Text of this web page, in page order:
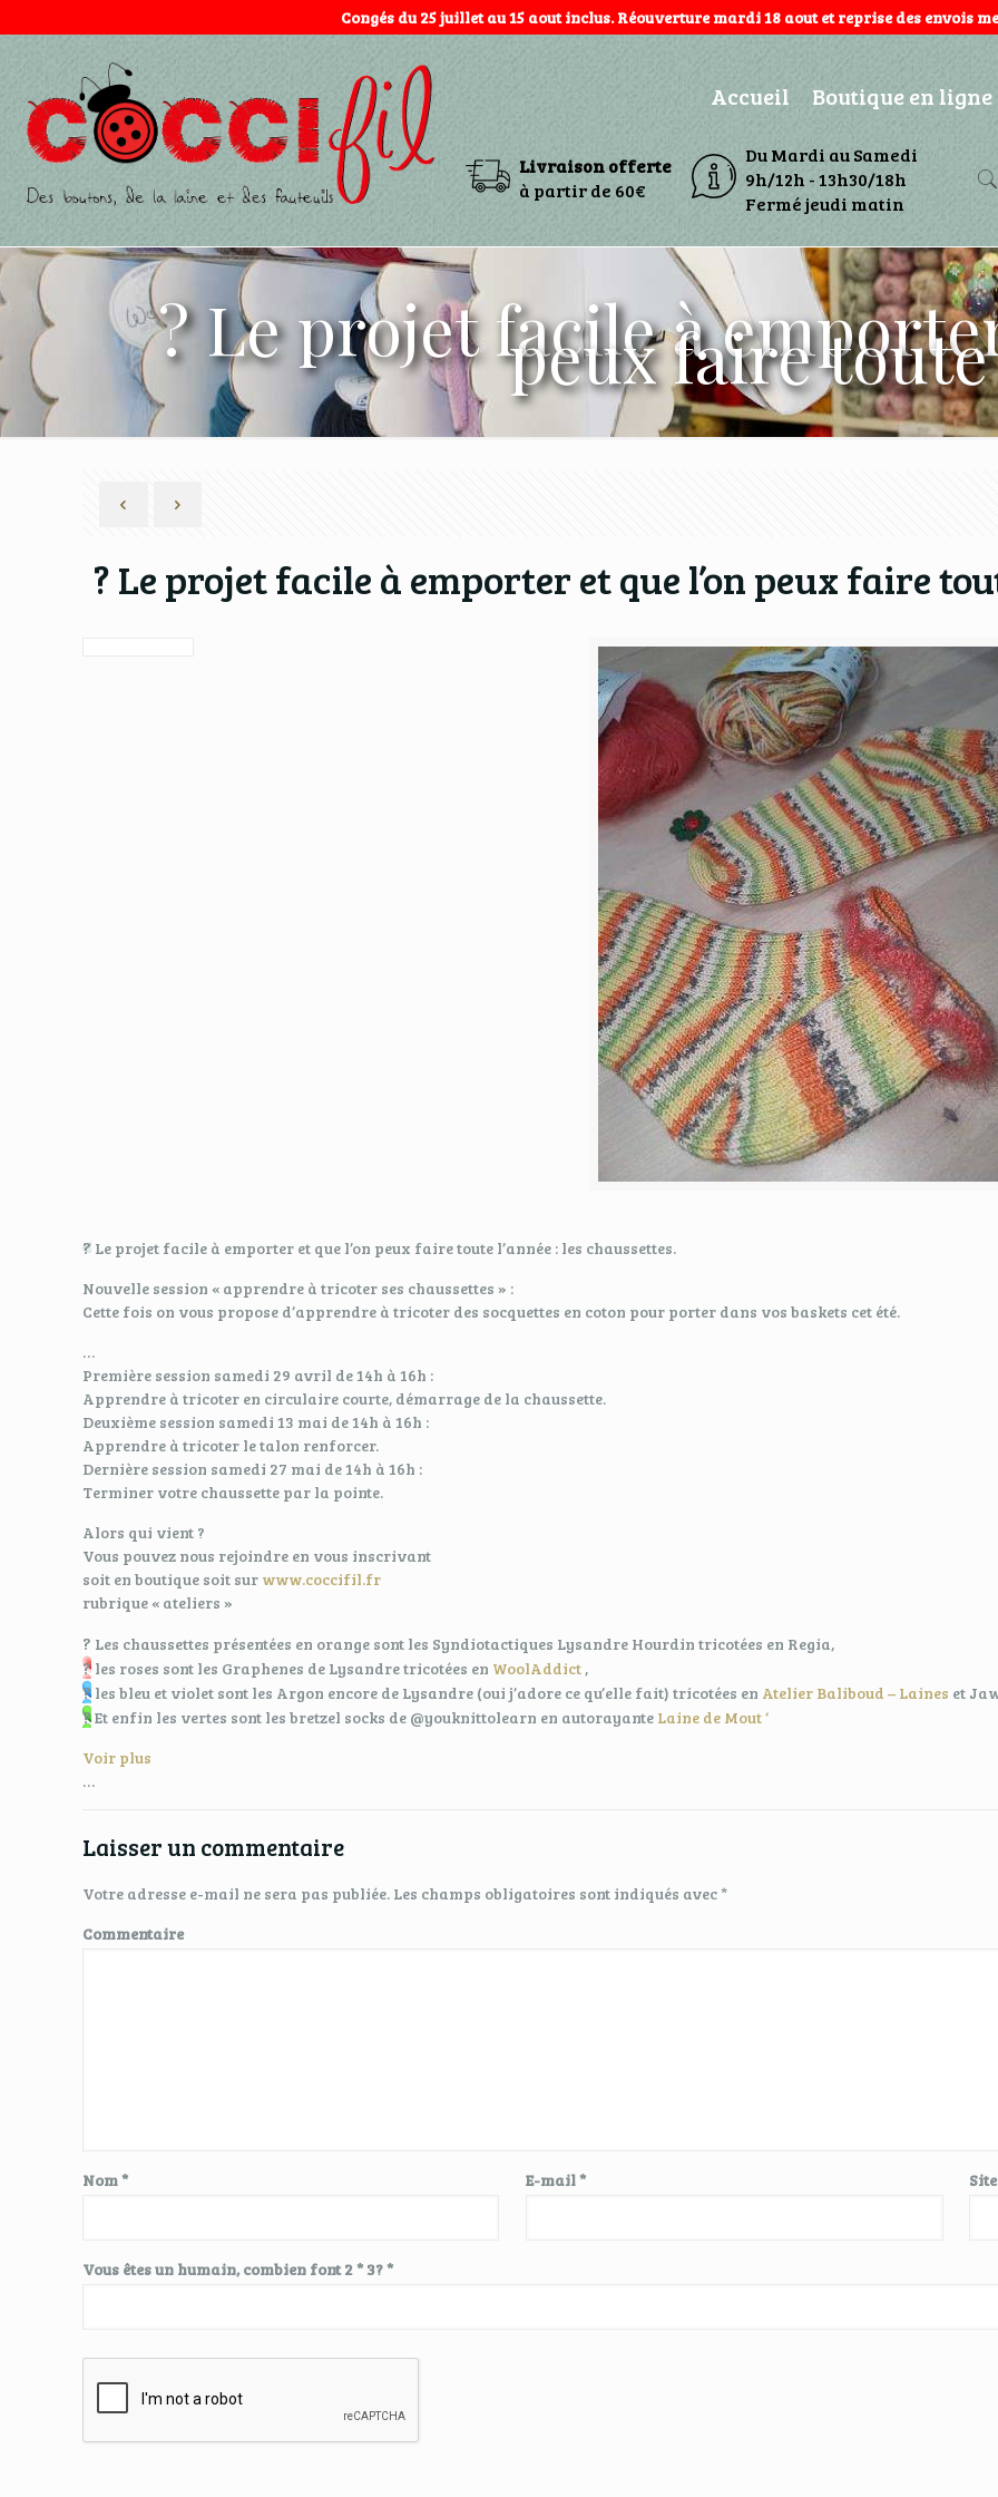
Congés du 25 juillet au 15 aout inclus. Réouverture mardi 18 aout et reprise des envois
Accueil Boutique en ligne
Livraison offerte
à partir de 60€
Du Mardi au Samedi
9h/12h - 13h30/18h
Fermé jeudi matin
? Le projet facile àpeux faire toute
? Le projet facile à emporter et que l’on peux faire
? Le projet facile à emporter et que l’on peux faire toute l’année : les chaussettes.
Nouvelle session « apprendre à tricoter ses chaussettes » :
Cette fois on vous propose d’apprendre à tricoter des socquettes en coton pour porter dans vos baskets cet été.
…
Première session samedi 29 avril de 14h à 16h :
Apprendre à tricoter en circulaire courte, démarrage de la chaussette.
Deuxième session samedi 13 mai de 14h à 16h :
Apprendre à tricoter le talon renforcer.
Dernière session samedi 27 mai de 14h à 16h :
Terminer votre chaussette par la pointe.
Alors qui vient ?
Vous pouvez nous rejoindre en vous inscrivant
soit en boutique soit sur www.coccifil.fr
rubrique « ateliers »
? Les chaussettes présentées en orange sont les Syndiotactiques Lysandre Hourdin tricotées en Regia,
? les roses sont les Graphenes de Lysandre tricotées en WoolAddict,
? les bleu et violet sont les Argon encore de Lysandre (oui j’adore ce qu’elle fait) tricotées en Atelier Baliboud – Laines et
?Et enfin les vertes sont les bretzel socks de @youknittolearn en autorayante Laine de Mout ‘
Voir plus
…
Laisser un commentaire
Votre adresse e-mail ne sera pas publiée. Les champs obligatoires sont indiqués avec*
Commentaire
Nom* E-mail*
Vous êtes un humain, combien font 2 * 3? *